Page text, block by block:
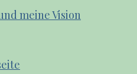
meine Vision